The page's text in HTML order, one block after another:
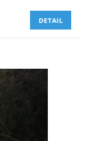
DETAIL